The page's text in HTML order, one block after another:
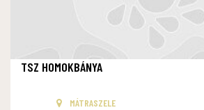
TSZ HOMOKBÁNYA
MÁTRASZELE